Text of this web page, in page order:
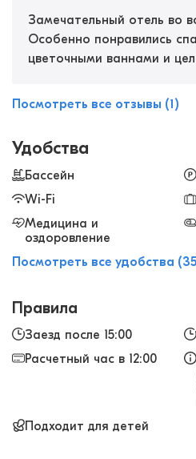
Замечательный отель во
Особенно понравились
цветочными ваннами и
гармонизируют. Ходили с
процедуры для пар.
очень довольны отдыхом и
Посмотреть все отзывы (1)
Удобства
Бассейн
Wi-Fi
Медицина и
оздоровление
Посмотреть все удобства
Правила
Заезд после 15:00
Расчетный час в 12:00
Подходит для детей